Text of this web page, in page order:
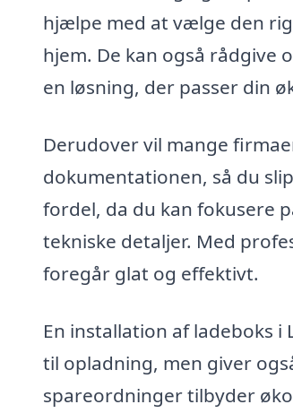
hjælpe med at vælge den
hjem. De kan også rådgive
en løsning, der passer din
Derudover vil mange
dokumentationen, så du
fordel, da du kan fokusere
tekniske detaljer. Med
foregår glat og effektivt.
En installation af ladeboks
til opladning, men giver
spareordninger tilbyder